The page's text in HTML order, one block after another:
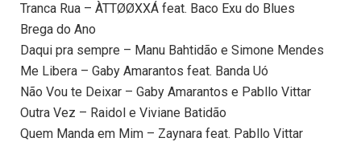
Tranca Rua – ÀTTØØXXÁ feat. Baco Exu do Blues
Brega do Ano
Daqui pra sempre – Manu Bahtidão e Simone Mendes
Me Libera – Gaby Amarantos feat. Banda Uó
Não Vou te Deixar – Gaby Amarantos e Pabllo Vittar
Outra Vez – Raidol e Viviane Batidão
Quem Manda em Mim – Zaynara feat. Pabllo Vittar